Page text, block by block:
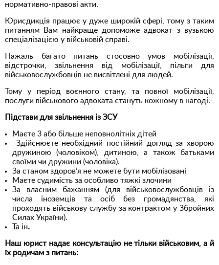
нормативно-правові акти.
Юрисдикція працює у дуже широкій сфері, тому з таким
питанням Вам найкраще допоможе адвокат з вузькою
спеціалізацією у військовій справі.
Нажаль багато питань стосовно умов мобілізації,
відстрочки, звільнення від мобілізації, пільги для
військовослужбовців не висвітлені для людей.
Тому у період воєнного стану, та повної мобілізації,
послуги військового адвоката стануть кожному в нагоді.
Підстави для звільнення із ЗСУ
Маєте 3 або більше неповнолітніх дітей
Здійснюєте необхідний постійний догляд за хворою
дружиною (чоловіком), дитиною, а також батьками
своїми чи дружини (чоловіка).
За станом здоров’я не можете бути мобілізовані
Маєте судимість за особливо тяжкі злочини
За власним бажанням (для військовослужбовців із
числа іноземців та осіб без громадянства, які
проходять військову службу за контрактом у Збройних
Силах України).
Та ін.
Наш юрист надає консультацію не тільки військовим, а й
їх родичам з питань: